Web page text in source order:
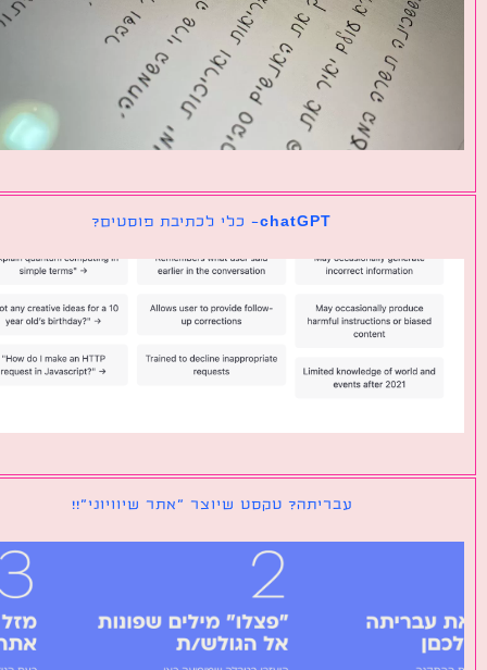
chatGPT- כלי לכתיבת פוסטים?
עבריתה? טקסט שיוצר ״אתר שיוויוני״!!